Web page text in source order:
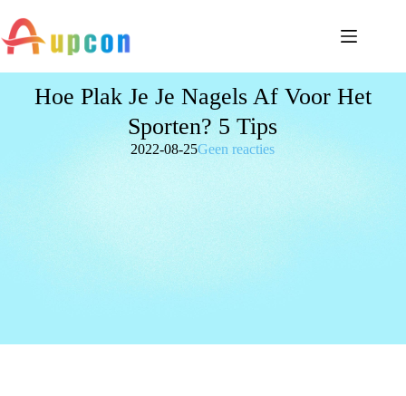
Hoe Plak Je Je Nagels Af Voor Het
Sporten? 5 Tips
2022-08-25Geen reacties